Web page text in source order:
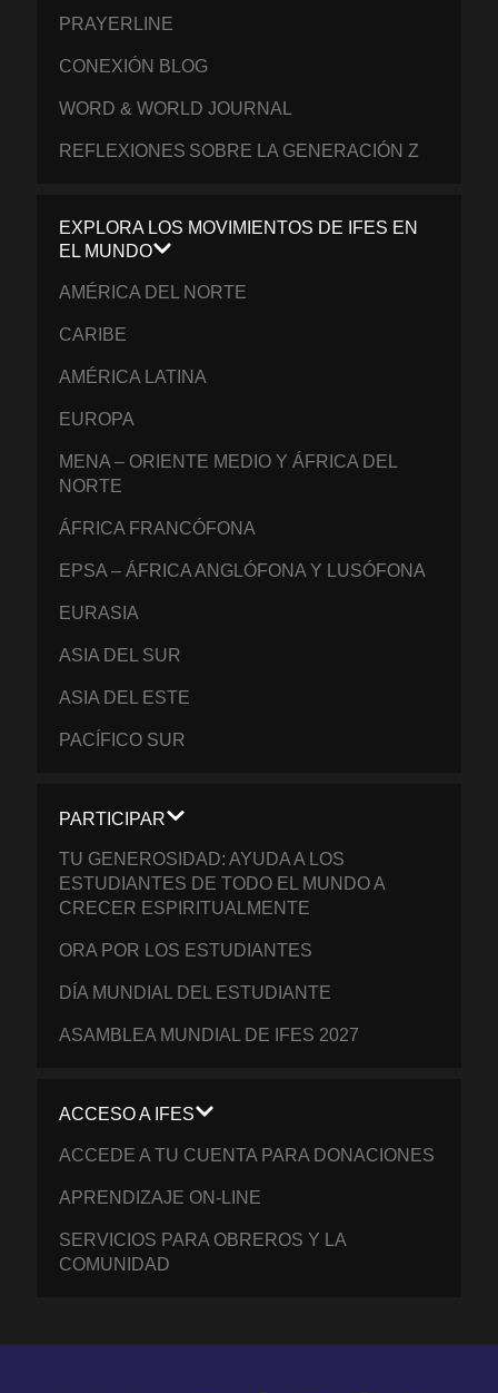
PRAYERLINE
CONEXIÓN BLOG
WORD & WORLD JOURNAL
REFLEXIONES SOBRE LA GENERACIÓN Z
EXPLORA LOS MOVIMIENTOS DE IFES EN
EL MUNDO
AMÉRICA DEL NORTE
CARIBE
AMÉRICA LATINA
EUROPA
MENA – ORIENTE MEDIO Y ÁFRICA DEL
NORTE
ÁFRICA FRANCÓFONA
EPSA – ÁFRICA ANGLÓFONA Y LUSÓFONA
EURASIA
ASIA DEL SUR
ASIA DEL ESTE
PACÍFICO SUR
PARTICIPAR
TU GENEROSIDAD: AYUDA A LOS
ESTUDIANTES DE TODO EL MUNDO A
CRECER ESPIRITUALMENTE
ORA POR LOS ESTUDIANTES
DÍA MUNDIAL DEL ESTUDIANTE
ASAMBLEA MUNDIAL DE IFES 2027
ACCESO A IFES
ACCEDE A TU CUENTA PARA DONACIONES
APRENDIZAJE ON-LINE
SERVICIOS PARA OBREROS Y LA
COMUNIDAD